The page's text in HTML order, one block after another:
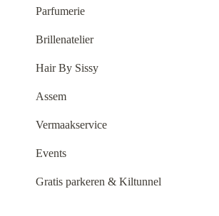
Parfumerie
Brillenatelier
Hair By Sissy
Assem
Vermaakservice
Events
Gratis parkeren & Kiltunnel